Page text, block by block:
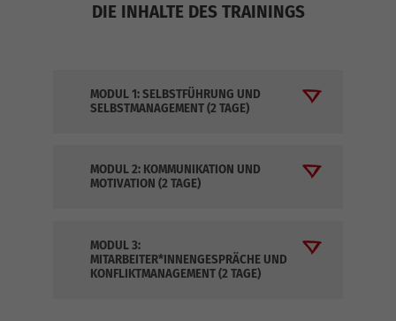
DIE INHALTE DES TRAININGS
MODUL 1: SELBSTFÜHRUNG UND
SELBSTMANAGEMENT (2 TAGE)
MODUL 2: KOMMUNIKATION UND
MOTIVATION (2 TAGE)
MODUL 3:
MITARBEITER*INNENGESPRÄCHE UND
KONFLIKTMANAGEMENT (2 TAGE)